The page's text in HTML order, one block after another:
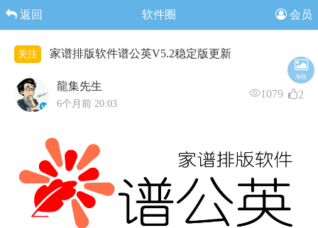
返回 软件圈 会员
关注 家谱排版软件谱公英V5.2稳定版更新
龍集先生
6个月前 20:03
1079 2
海报